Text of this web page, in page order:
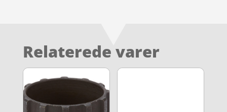
Relaterede varer